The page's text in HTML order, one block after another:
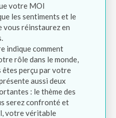
votre MOI
les sentiments et le
vous réinstaurez en
indique comment
rôle dans le monde,
êtes perçu par votre
aussi deux
: le thème des
serez confronté et
votre véritable